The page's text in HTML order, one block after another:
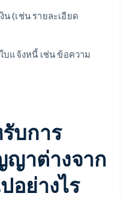
(เช่น รายละเอียด
แจ้งหนี้ เช่น ข้อความ
บการ
าต่างจาก
อย่างไร